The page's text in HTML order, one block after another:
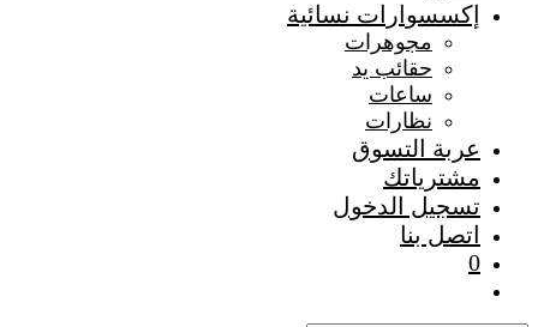
إكسسوارات نسائية
مجوهرات
حقائب يد
ساعات
نظارات
عربة التسوق
مشترياتك
تسجيل الدخول
اتصل بنا
0